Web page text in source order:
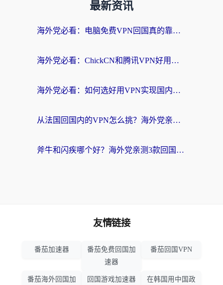
最新资讯
海外党必看：电脑免费VPN回国真的靠谱吗？附实测对比与最优方案指南
海外党必看：ChickCN和腾讯VPN好用吗？3招选对回国加速器，告别地区限制
海外党必看：如何选好用VPN实现国内资源无缝访问？从越南到全球都适用
从法国回国内的VPN怎么挑？海外党亲测：稳定、多端、安全才是关键
斧牛和闪疾哪个好？海外党亲测3款回国加速器，教你选到不踩坑的那一款
友情链接
番茄加速器
番茄免费回国加
速器
番茄回国VPN
番茄海外回国加 回国游戏加速器 在韩国用中国政